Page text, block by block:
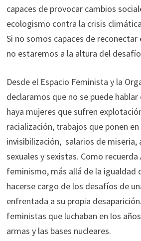
capaces de provocar cambios
ecologismo contra la crisis
Si no somos capaces de
no estaremos a la altura del
Desde el Espacio Feminista y la
declaramos que no se puede
haya mujeres que sufren
racialización, trabajos que ponen
invisibilización, salarios de miseria,
sexuales y sexistas. Como recuerda
feminismo, más allá de la igualdad
hacerse cargo de los desafíos de
enfrentada a su propia
feministas que luchaban en los
armas y las bases nucleares.